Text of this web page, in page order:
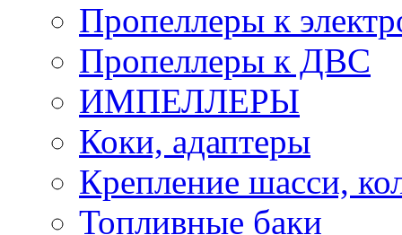
Пропеллеры к
Пропеллеры к ДВС
ИМПЕЛЛЕРЫ
Коки, адаптеры
Крепление шасси,
Топливные баки